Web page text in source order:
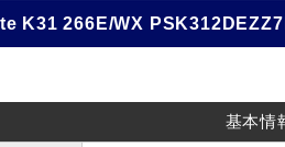
K31 266E/WX
基本情